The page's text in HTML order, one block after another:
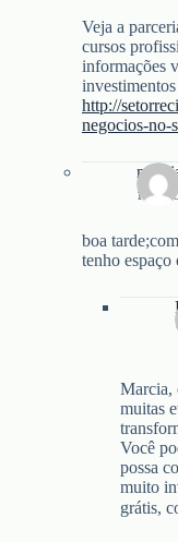
Veja a
cursos
informações
http://
negocios-no-
14 DE
boa
tenho espaço
Marcia,
muitas
Você
possa
muito
grátis,